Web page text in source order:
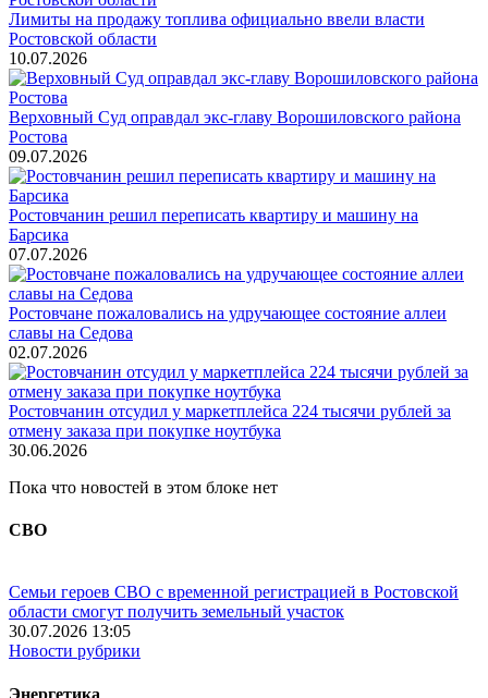
Лимиты на продажу топлива официально ввели власти
Ростовской области
10.07.2026
Верховный Суд оправдал экс-главу Ворошиловского района
Ростова
09.07.2026
Ростовчанин решил переписать квартиру и машину на
Барсика
07.07.2026
Ростовчане пожаловались на удручающее состояние аллеи
славы на Седова
02.07.2026
Ростовчанин отсудил у маркетплейса 224 тысячи рублей за
отмену заказа при покупке ноутбука
30.06.2026
Пока что новостей в этом блоке нет
СВО
Семьи героев СВО с временной регистрацией в Ростовской
области смогут получить земельный участок
30.07.2026 13:05
Новости рубрики
Энергетика